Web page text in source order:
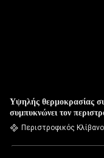
Υψηλής θερμοκρασίας
συμπυκνώνει τον
φούρνων για τη σκόνη
Περιστροφικός